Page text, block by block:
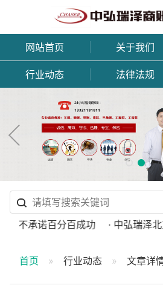
网站首页 关于我们
行业动态 法律法规
不承诺百分百成功 · 中弘瑞泽北
首页 行业动态 文章详